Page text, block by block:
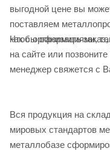
выгодной цене вы
поставляем
как с организациями,
Чтобы оформить
на сайте или
менеджер свяжется с
Вся продукция на
мировых стандартов
металлобазе